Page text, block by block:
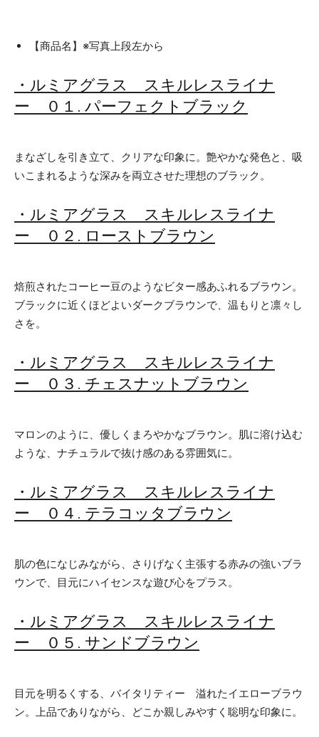
【商品名】※写真上段左から
・ルミアグラス スキルレスライナ
ー ０１. パーフェクトブラック
まなざしを引き立て、クリアな印象に。艶やかな発色と、吸
いこまれるような深みを両立させた理想のブラック。
・ルミアグラス スキルレスライナ
ー ０２. ローストブラウン
焙煎されたコーヒー豆のようなビター感あふれるブラウン。
ブラックに近くほどよいダークブラウンで、温もりと凛々し
さを。
・ルミアグラス スキルレスライナ
ー ０３. チェスナットブラウン
マロンのように、優しくまろやかなブラウン。肌に溶け込む
ような、ナチュラルで抜け感のある雰囲気に。
・ルミアグラス スキルレスライナ
ー ０４. テラコッタブラウン
肌の色になじみながら、さりげなく主張する赤みの強いブラ
ウンで、目元にハイセンスな遊び心をプラス。
・ルミアグラス スキルレスライナ
ー ０５. サンドブラウン
目元を明るくする、バイタリティー 溢れたイエローブラウ
ン。上品でありながら、どこか親しみやすく聡明な印象に。